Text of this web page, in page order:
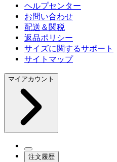
ヘルプセンター
お問い合わせ
配送＆関税
返品ポリシー
サイズに関するサポート
サイトマップ
マイアカウント
注文履歴